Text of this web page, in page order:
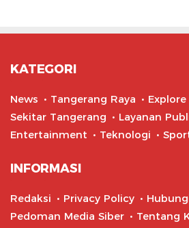
KATEGORI
News Tangerang Raya
Sekitar Tangerang
Layanan
Entertainment
Teknologi
INFORMASI
Redaksi Privacy Policy
Pedoman Media Siber
Tentang